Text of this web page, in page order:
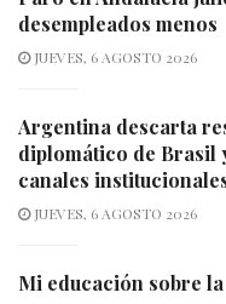
desempleados menos
JUEVES, 6 AGOSTO 2026
Argentina descarta
diplomático de Brasil
canales
JUEVES, 6 AGOSTO 2026
Mi educación sobre